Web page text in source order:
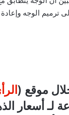
ترميم الوجه
موقع (
الـ 24 ساعة لـ